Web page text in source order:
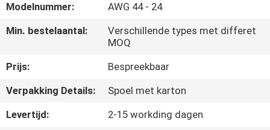
KWALITEITSCONTROLE
ONS
NIEUWS
Modelnummer:
AWG 44 - 24
Min. bestelaantal:
Verschillende types met differet
MOQ
Prijs:
Bespreekbaar
Verpakking Details:
Spoel met karton
Levertijd:
2-15 workding dagen